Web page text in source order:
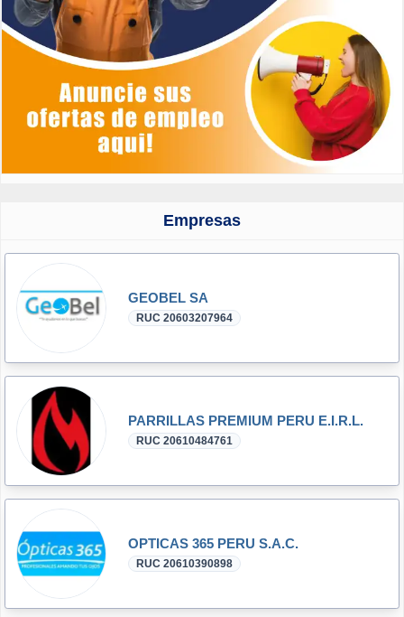
Empresas
GEOBEL SA
RUC 20603207964
PARRILLAS PREMIUM PERU E.I.R.L.
RUC 20610484761
OPTICAS 365 PERU S.A.C.
RUC 20610390898